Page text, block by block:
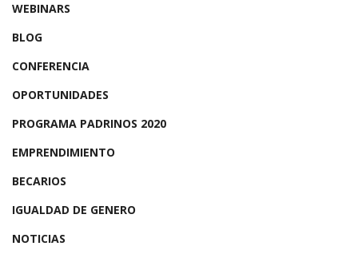
WEBINARS
BLOG
CONFERENCIA
OPORTUNIDADES
PROGRAMA PADRINOS 2020
EMPRENDIMIENTO
BECARIOS
IGUALDAD DE GENERO
NOTICIAS